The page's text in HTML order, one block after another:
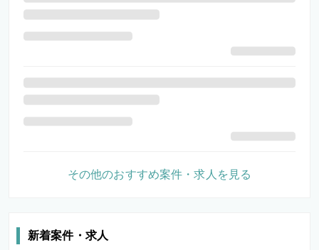
その他のおすすめ案件・求人を見る
新着案件・求人